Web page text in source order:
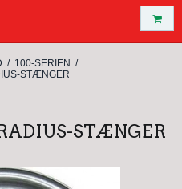
/ 100-SERIEN /
STÆNGER
STÆNGER